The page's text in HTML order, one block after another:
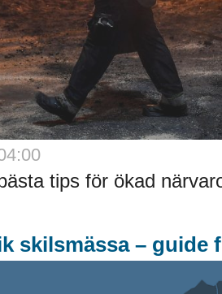
tips för ökad
skilsmässa – guide